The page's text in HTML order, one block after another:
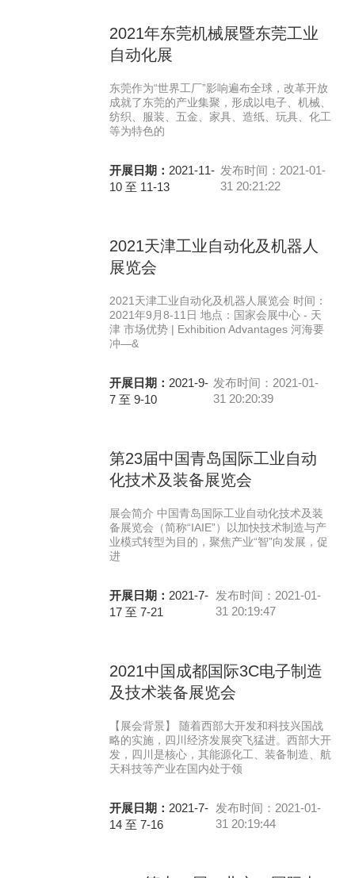
2021年东莞机械展暨东莞工业
自动化展
东莞作为“世界工厂”影响遍布全球，改革开放
成就了东莞的产业集聚，形成以电子、机械、
纺织、服装、五金、家具、造纸、玩具、化工
等为特色的
开展日期： 2021-11-
10 至 11-13
发布时间：2021-01-
31 20:21:22
2021天津工业自动化及机器人
展览会
2021天津工业自动化及机器人展览会 时间：
2021年9月8-11日 地点：国家会展中心 - 天
津 市场优势 | Exhibition Advantages 河海要
冲—&
开展日期： 2021-9-
7 至 9-10
发布时间：2021-01-
31 20:20:39
第23届中国青岛国际工业自动
化技术及装备展览会
展会简介 中国青岛国际工业自动化技术及装
备展览会（简称“IAIE”）以加快技术制造与产
业模式转型为目的，聚焦产业“智”向发展，促
进
开展日期： 2021-7-
17 至 7-21
发布时间：2021-01-
31 20:19:47
2021中国成都国际3C电子制造
及技术装备展览会
【展会背景】 随着西部大开发和科技兴国战
略的实施，四川经济发展突飞猛进。西部大开
发，四川是核心，其能源化工、装备制造、航
天科技等产业在国内处于领
开展日期： 2021-7-
14 至 7-16
发布时间：2021-01-
31 20:19:44